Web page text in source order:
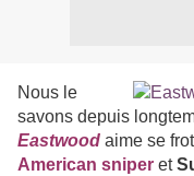
Nous le
savons depuis
Eastwood aime se
American sniper et